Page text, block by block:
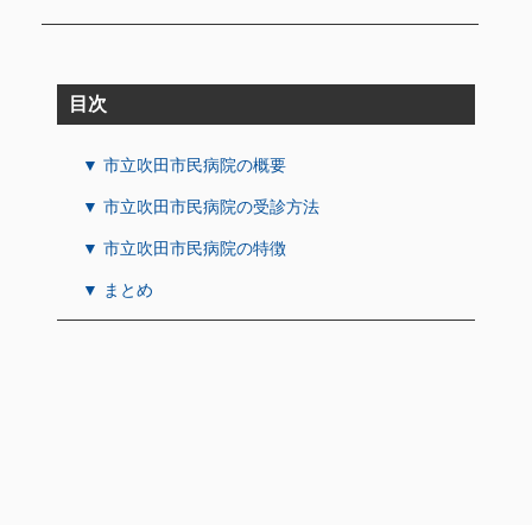
目次
▼ 市立吹田市民病院の概要
▼ 市立吹田市民病院の受診方法
▼ 市立吹田市民病院の特徴
▼ まとめ